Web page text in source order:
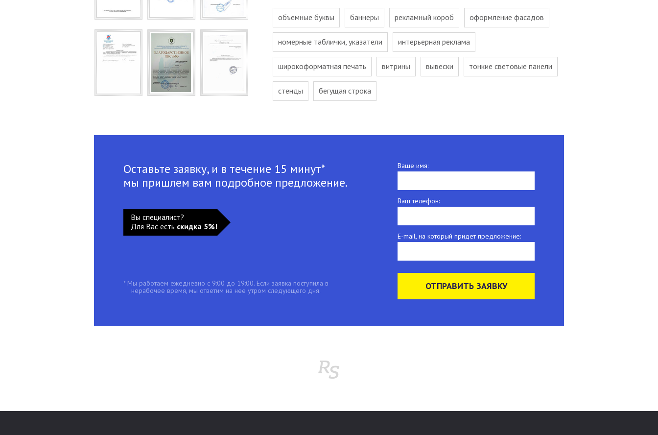
объемные буквы баннеры рекламный короб оформление фасадов
номерные таблички, указатели интерьерная реклама
широкоформатная печать витрины вывески тонкие световые панели
стенды бегущая строка
Ваше имя:
Ваш телефон:
E-mail, на который придет предложение:
ОТПРАВИТЬ ЗАЯВКУ
Оставьте заявку, и в течение 15 минут*
мы пришлем вам подробное предложение.
Вы специалист?
Для Вас есть скидка 5%!
* Мы работаем ежедневно с 9:00 до 19:00. Если заявка поступила в
нерабочее время, мы ответим на нее утром следующего дня.